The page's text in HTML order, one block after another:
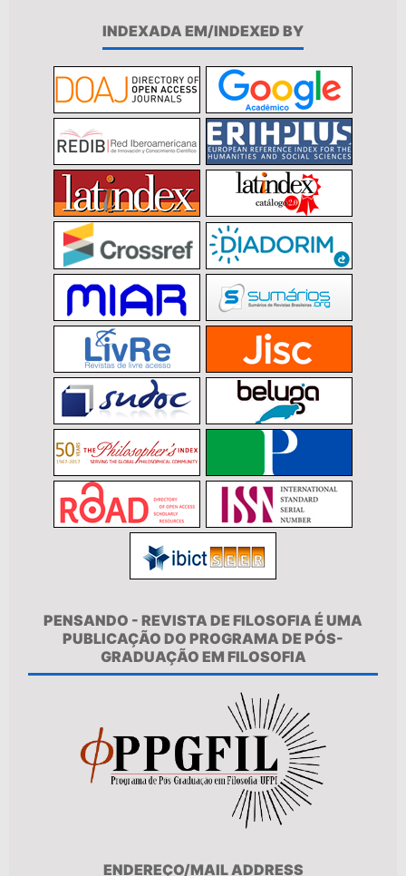
INDEXADA EM/INDEXED BY
PENSANDO - REVISTA DE FILOSOFIA É UMA
PUBLICAÇÃO DO PROGRAMA DE PÓS-
GRADUAÇÃO EM FILOSOFIA
ENDEREÇO/MAIL ADDRESS